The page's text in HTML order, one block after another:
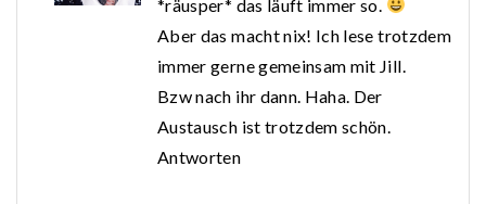
*räusper* das läuft immer so.
Aber das macht nix! Ich lese trotzdem
immer gerne gemeinsam mit Jill.
Bzw nach ihr dann. Haha. Der
Austausch ist trotzdem schön.
Antworten